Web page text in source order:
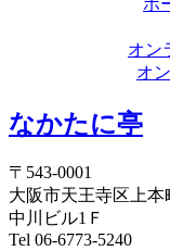
オン
オ
なかたに亭
〒543-0001
大阪市天王寺区上本
中川ビル1Ｆ
Tel 06-6773-5240